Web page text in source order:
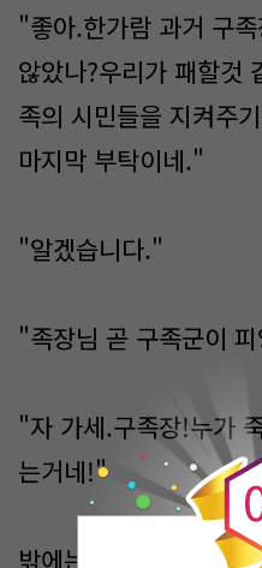
"좋아.한가람 과거 구
않았나?우리가 패할것
족의 시민들을 지켜주
마지막 부탁이네."
"알겠습니다."
"족장님 곧 구족군이
"자 가세.구족장!누가
는거네!"
밖에는 조족의 마지막